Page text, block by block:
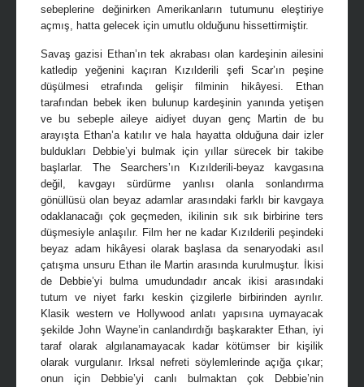
sebeplerine değinirken Amerikanların tutumunu eleştiriye
açmış, hatta gelecek için umutlu olduğunu hissettirmiştir.
Savaş gazisi Ethan’ın tek akrabası olan kardeşinin ailesini
katledip yeğenini kaçıran Kızılderili şefi Scar’ın peşine
düşülmesi etrafında gelişir filminin hikâyesi. Ethan
tarafından bebek iken bulunup kardeşinin yanında yetişen
ve bu sebeple aileye aidiyet duyan genç Martin de bu
arayışta Ethan’a katılır ve hala hayatta olduğuna dair izler
buldukları Debbie’yi bulmak için yıllar sürecek bir takibe
başlarlar. The Searchers’ın Kızılderili-beyaz kavgasına
değil, kavgayı sürdürme yanlısı olanla sonlandırma
gönüllüsü olan beyaz adamlar arasındaki farklı bir kavgaya
odaklanacağı çok geçmeden, ikilinin sık sık birbirine ters
düşmesiyle anlaşılır. Film her ne kadar Kızılderili peşindeki
beyaz adam hikâyesi olarak başlasa da senaryodaki asıl
çatışma unsuru Ethan ile Martin arasında kurulmuştur. İkisi
de Debbie’yi bulma umudundadır ancak ikisi arasındaki
tutum ve niyet farkı keskin çizgilerle birbirinden ayrılır.
Klasik western ve Hollywood anlatı yapısına uymayacak
şekilde John Wayne’in canlandırdığı başkarakter Ethan, iyi
taraf olarak algılanamayacak kadar kötümser bir kişilik
olarak vurgulanır. Irksal nefreti söylemlerinde açığa çıkar;
onun için Debbie’yi canlı bulmaktan çok Debbie’nin